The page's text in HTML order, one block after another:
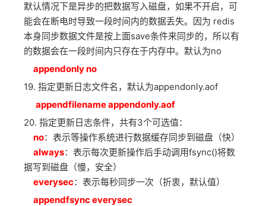
默认情况下是异步的把数据写入磁盘，如果不开启，可
能会在断电时导致一段时间内的数据丢失。因为 redis
本身同步数据文件是按上面save条件来同步的，所以有
的数据会在一段时间内只存在于内存中。默认为no
appendonly no
19. 指定更新日志文件名，默认为appendonly.aof
appendfilename appendonly.aof
20. 指定更新日志条件，共有3个可选值：
no：表示等操作系统进行数据缓存同步到磁盘（快）
always：表示每次更新操作后手动调用fsync()将数
据写到磁盘（慢，安全）
everysec：表示每秒同步一次（折衷，默认值）
appendfsync everysec